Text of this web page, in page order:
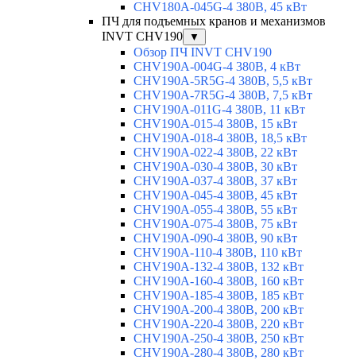
CHV180A-045G-4 380В, 45 кВт
ПЧ для подъемных кранов и механизмов
INVT CHV190
▼
Обзор ПЧ INVT CHV190
CHV190A-004G-4 380В, 4 кВт
CHV190A-5R5G-4 380В, 5,5 кВт
CHV190A-7R5G-4 380В, 7,5 кВт
CHV190A-011G-4 380В, 11 кВт
CHV190A-015-4 380В, 15 кВт
CHV190A-018-4 380В, 18,5 кВт
CHV190A-022-4 380В, 22 кВт
CHV190A-030-4 380В, 30 кВт
CHV190A-037-4 380В, 37 кВт
CHV190A-045-4 380В, 45 кВт
CHV190A-055-4 380В, 55 кВт
CHV190A-075-4 380В, 75 кВт
CHV190A-090-4 380В, 90 кВт
CHV190A-110-4 380В, 110 кВт
CHV190A-132-4 380В, 132 кВт
CHV190A-160-4 380В, 160 кВт
CHV190A-185-4 380В, 185 кВт
CHV190A-200-4 380В, 200 кВт
CHV190A-220-4 380В, 220 кВт
CHV190A-250-4 380В, 250 кВт
CHV190A-280-4 380В, 280 кВт